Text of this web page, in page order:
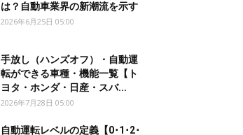
は？自動車業界の新潮流を示す
2026年6月25日 05:00
手放し（ハンズオフ）・自動運
転ができる車種・機能一覧【ト
ヨタ・ホンダ・日産・スバ...
2026年7月28日 05:00
自動運転レベルの定義【0･1･2･